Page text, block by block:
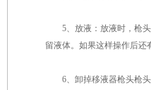
5、放液：放液时，枪头
留液体。如果这样操作后
6、卸掉移液器枪头枪头